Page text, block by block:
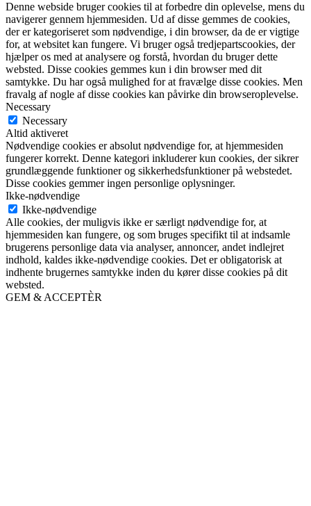
Denne webside bruger cookies til at forbedre din oplevelse, mens du
navigerer gennem hjemmesiden. Ud af disse gemmes de cookies,
der er kategoriseret som nødvendige, i din browser, da de er vigtige
for, at websitet kan fungere. Vi bruger også tredjepartscookies, der
hjælper os med at analysere og forstå, hvordan du bruger dette
websted. Disse cookies gemmes kun i din browser med dit
samtykke. Du har også mulighed for at fravælge disse cookies. Men
fravalg af nogle af disse cookies kan påvirke din browseroplevelse.
Necessary
Necessary
Altid aktiveret
Nødvendige cookies er absolut nødvendige for, at hjemmesiden
fungerer korrekt. Denne kategori inkluderer kun cookies, der sikrer
grundlæggende funktioner og sikkerhedsfunktioner på webstedet.
Disse cookies gemmer ingen personlige oplysninger.
Ikke-nødvendige
Ikke-nødvendige
Alle cookies, der muligvis ikke er særligt nødvendige for, at
hjemmesiden kan fungere, og som bruges specifikt til at indsamle
brugerens personlige data via analyser, annoncer, andet indlejret
indhold, kaldes ikke-nødvendige cookies. Det er obligatorisk at
indhente brugernes samtykke inden du kører disse cookies på dit
websted.
GEM & ACCEPTÈR